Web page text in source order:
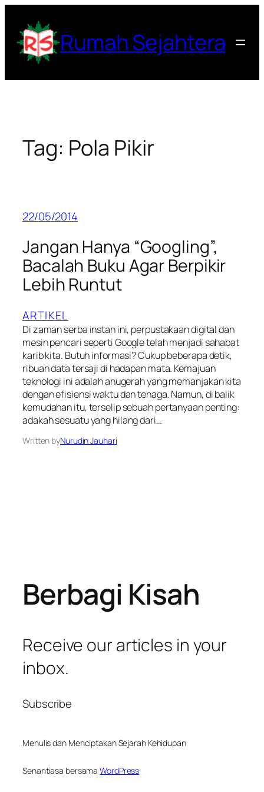
konten
Rumah Sejahtera
Tag: Pola Pikir
22/05/2014
Jangan Hanya “Googling”,
Bacalah Buku Agar Berpikir
Lebih Runtut
ARTIKEL
Di zaman serba instan ini, perpustakaan digital dan
mesin pencari seperti Google telah menjadi sahabat
karib kita. Butuh informasi? Cukup beberapa detik,
ribuan data tersaji di hadapan mata. Kemajuan
teknologi ini adalah anugerah yang memanjakan kita
dengan efisiensi waktu dan tenaga. Namun, di balik
kemudahan itu, terselip sebuah pertanyaan penting:
adakah sesuatu yang hilang dari…
Written byNurudin Jauhari
Berbagi Kisah
Receive our articles in your
inbox.
Subscribe
Menulis dan Menciptakan Sejarah Kehidupan
Senantiasa bersamaWordPress